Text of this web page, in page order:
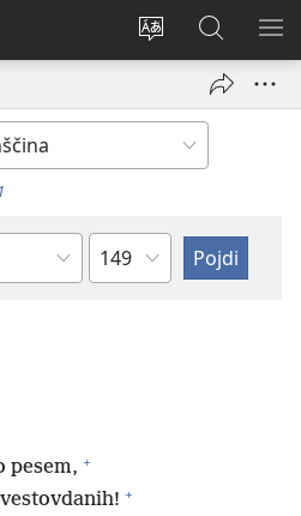
Spremeni
spletnega
mesta
Prijava
(odpre
Iskanje
po
JW.ORG
Poglavje
pesem, +
+